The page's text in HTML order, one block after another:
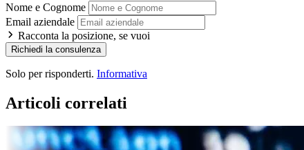
Nome e Cognome
Email aziendale
Racconta la posizione, se vuoi
Richiedi la consulenza
Solo per risponderti. Informativa
Articoli correlati